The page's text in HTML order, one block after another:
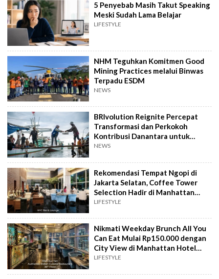
5 Penyebab Masih Takut Speaking
Meski Sudah Lama Belajar
LIFESTYLE
NHM Teguhkan Komitmen Good
Mining Practices melalui Binwas
Terpadu ESDM
NEWS
BRIvolution Reignite Percepat
Transformasi dan Perkokoh
Kontribusi Danantara untuk
Ekonomi Nasional
NEWS
Rekomendasi Tempat Ngopi di
Jakarta Selatan, Coffee Tower
Selection Hadir di Manhattan
Hotel Jakarta
LIFESTYLE
Nikmati Weekday Brunch All You
Can Eat Mulai Rp150.000 dengan
City View di Manhattan Hotel
Jakarta
LIFESTYLE